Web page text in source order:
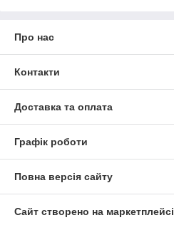
Про нас
Контакти
Доставка та оплата
Графік роботи
Повна версія сайту
Сайт створено на маркетплейсі